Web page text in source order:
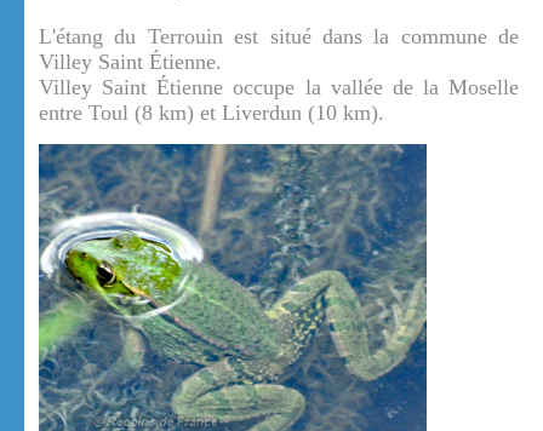
L'étang du Terrouin est situé dans la commune de
Villey Saint Étienne.
Villey Saint Étienne occupe la vallée de la Moselle
entre Toul (8 km) et Liverdun (10 km).